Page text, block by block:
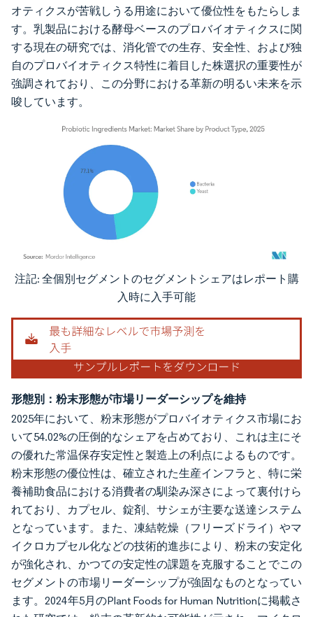
オティクスが苦戦しうる用途において優位性をもたらしま
す。乳製品における酵母ベースのプロバイオティクスに関
する現在の研究では、消化管での生存、安全性、および独
自のプロバイオティクス特性に着目した株選択の重要性が
強調されており、この分野における革新の明るい未来を示
唆しています。
画像 © Mordor Intelligence。再利用にはCC BY 4.0の表示が必要です。
注記: 全個別セグメントのセグメントシェアはレポート購
入時に入手可能
形態別：粉末形態が市場リーダーシップを維持
2025年において、粉末形態がプロバイオティクス市場にお
いて54.02%の圧倒的なシェアを占めており、これは主にそ
の優れた常温保存安定性と製造上の利点によるものです。
粉末形態の優位性は、確立された生産インフラと、特に栄
養補助食品における消費者の馴染み深さによって裏付けら
れており、カプセル、錠剤、サシェが主要な送達システム
となっています。また、凍結乾燥（フリーズドライ）やマ
イクロカプセル化などの技術的進歩により、粉末の安定化
が強化され、かつての安定性の課題を克服することでこの
セグメントの市場リーダーシップが強固なものとなってい
ます。2024年5月のPlant Foods for Human Nutritionに掲載さ